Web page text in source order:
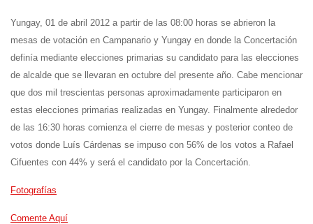
Yungay, 01 de abril 2012 a partir de las 08:00 horas se abrieron la
mesas de votación en Campanario y Yungay en donde la Concertación
definía mediante elecciones primarias su candidato para las elecciones
de alcalde que se llevaran en octubre del presente año. Cabe mencionar
que dos mil trescientas personas aproximadamente participaron en
estas elecciones primarias realizadas en Yungay. Finalmente alrededor
de las 16:30 horas comienza el cierre de mesas y posterior conteo de
votos donde Luís Cárdenas se impuso con 56% de los votos a Rafael
Cifuentes con 44% y será el candidato por la Concertación.
Fotografías
Comente Aquí